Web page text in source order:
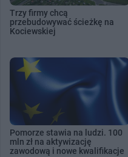
Trzy firmy chcą
przebudowywać ścieżkę na
Kociewskiej
Pomorze stawia na ludzi. 100
mln zł na aktywizację
zawodową i nowe kwalifikacje